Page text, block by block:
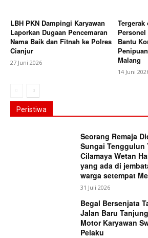
LBH PKN Dampingi Karyawan
Laporkan Dugaan Pencemaran
Nama Baik dan Fitnah ke Polres
Cianjur
27 Juni 2026
Bantu
Malang
14 Juni
Peristiwa
Seorang Remaja
Sungai Tenggulun
Cilamaya Wetan
yang ada di
warga setempat
31 Juli 2026
Begal Bersenjata
Jalan Baru
Motor Karyawan
Pelaku